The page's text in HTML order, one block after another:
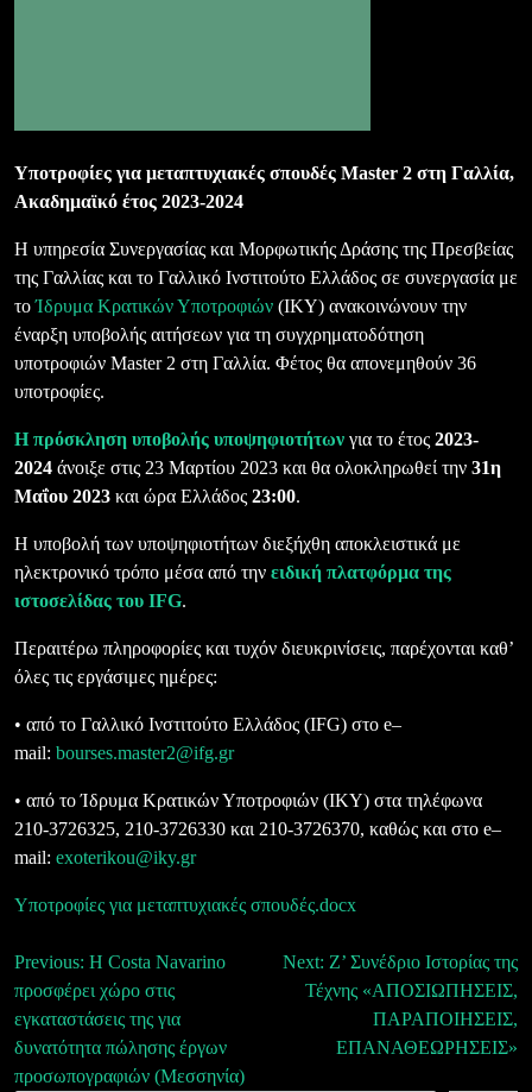
Υποτροφίες για μεταπτυχιακές σπουδές Master 2 στη Γαλλία,
Ακαδημαϊκό έτος 2023-2024
Η υπηρεσία Συνεργασίας και Μορφωτικής Δράσης της Πρεσβείας
της Γαλλίας και το Γαλλικό Ινστιτούτο Ελλάδος σε συνεργασία με
τοΊδρυμα Κρατικών Υποτροφιών (ΙΚΥ) ανακοινώνουν την
έναρξη υποβολής αιτήσεων για τη συγχρηματοδότηση
υποτροφιών Master2 στη Γαλλία. Φέτος θα απονεμηθούν 36
υποτροφίες.
Η πρόσκληση υποβολής υποψηφιοτήτων για το έτος 2023-
2024 άνοιξε στις 23 Μαρτίου 2023 και θα ολοκληρωθεί την 31η
Μαΐου 2023 και ώρα Ελλάδος 23:00.
Η υποβολή των υποψηφιοτήτων διεξήχθη αποκλειστικά με
ηλεκτρονικό τρόπο μέσα από την ειδική πλατφόρμα της
ιστοσελίδας του IFG.
Περαιτέρω πληροφορίες και τυχόν διευκρινίσεις, παρέχονται καθ’
όλες τις εργάσιμες ημέρες:
• από το Γαλλικό Ινστιτούτο Ελλάδος (IFG) στo e–
mail: bourses.master2@ifg.gr
• από το Ίδρυμα Κρατικών Υποτροφιών (ΙΚΥ) στα τηλέφωνα
210-3726325, 210-3726330 και 210-3726370, καθώς και στο e–
mail: exoterikou@iky.gr
Υποτροφίες για μεταπτυχιακές σπουδές.docx
Πλοήγηση
άρθρων
Previous: H Costa Navarino
προσφέρει χώρο στις
εγκαταστάσεις της για
δυνατότητα πώλησης έργων
προσωπογραφιών (Μεσσηνία)
Next: Ζ’ Συνέδριο Ιστορίας της
Τέχνης «ΑΠΟΣΙΩΠΗΣΕΙΣ,
ΠΑΡΑΠΟΙΗΣΕΙΣ,
ΕΠΑΝΑΘΕΩΡΗΣΕΙΣ»